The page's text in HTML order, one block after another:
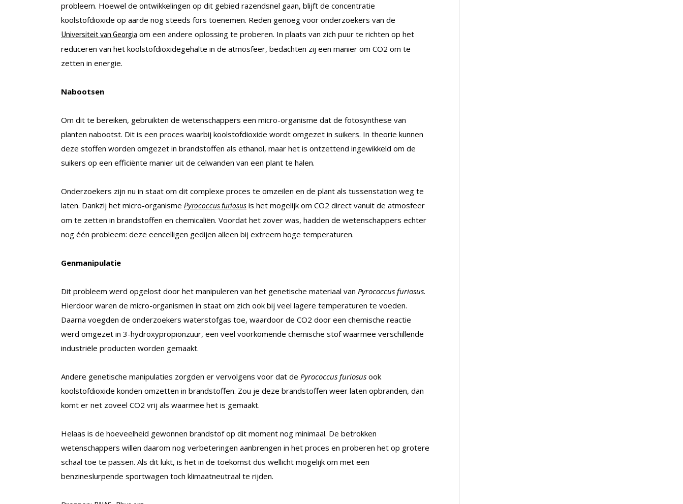
probleem. Hoewel de ontwikkelingen op dit gebied razendsnel gaan, blijft de concentratie
koolstofdioxide op aarde nog steeds fors toenemen. Reden genoeg voor onderzoekers van de
Universiteit van Georgia om een andere oplossing te proberen. In plaats van zich puur te richten op het
reduceren van het koolstofdioxidegehalte in de atmosfeer, bedachten zij een manier om CO2 om te
zetten in energie.
Nabootsen
Om dit te bereiken, gebruikten de wetenschappers een micro-organisme dat de fotosynthese van
planten nabootst. Dit is een proces waarbij koolstofdioxide wordt omgezet in suikers. In theorie kunnen
deze stoffen worden omgezet in brandstoffen als ethanol, maar het is ontzettend ingewikkeld om de
suikers op een efficiënte manier uit de celwanden van een plant te halen.
Onderzoekers zijn nu in staat om dit complexe proces te omzeilen en de plant als tussenstation weg te
laten. Dankzij het micro-organisme Pyrococcus furiosus is het mogelijk om CO2 direct vanuit de atmosfeer
om te zetten in brandstoffen en chemicaliën. Voordat het zover was, hadden de wetenschappers echter
nog één probleem: deze eencelligen gedijen alleen bij extreem hoge temperaturen.
Genmanipulatie
Dit probleem werd opgelost door het manipuleren van het genetische materiaal van Pyrococcus furiosus.
Hierdoor waren de micro-organismen in staat om zich ook bij veel lagere temperaturen te voeden.
Daarna voegden de onderzoekers waterstofgas toe, waardoor de CO2 door een chemische reactie
werd omgezet in 3-hydroxypropionzuur, een veel voorkomende chemische stof waarmee verschillende
industriële producten worden gemaakt.
Andere genetische manipulaties zorgden er vervolgens voor dat de Pyrococcus furiosus ook
koolstofdioxide konden omzetten in brandstoffen. Zou je deze brandstoffen weer laten opbranden, dan
komt er net zoveel CO2 vrij als waarmee het is gemaakt.
Helaas is de hoeveelheid gewonnen brandstof op dit moment nog minimaal. De betrokken
wetenschappers willen daarom nog verbeteringen aanbrengen in het proces en proberen het op grotere
schaal toe te passen. Als dit lukt, is het in de toekomst dus wellicht mogelijk om met een
benzineslurpende sportwagen toch klimaatneutraal te rijden.